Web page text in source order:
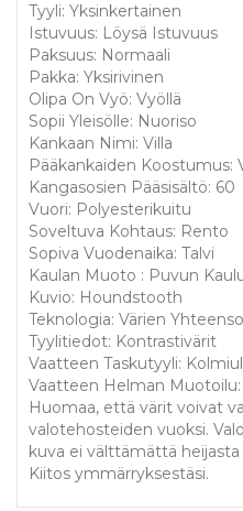
Tyyli: Yksinkertainen
Istuvuus: Löysä Istuvuus
Paksuus: Normaali
Pakka: Yksirivinen
Olipa On Vyö: Vyöllä
Sopii Yleisölle: Nuoriso
Kankaan Nimi: Villa
Pääkankaiden Koostumus:
Kangasosien Pääsisältö: 60
Vuori: Polyesterikuitu
Soveltuva Kohtaus: Rento
Sopiva Vuodenaika: Talvi
Kaulan Muoto : Puvun
Kuvio: Houndstooth
Teknologia: Värien
Tyylitiedot: Kontrastivärit
Vaatteen Taskutyyli:
Vaatteen Helman Muotoilu:
Huomaa, että värit voivat
valotehosteiden vuoksi.
kuva ei välttämättä
Kiitos ymmärryksestäsi.